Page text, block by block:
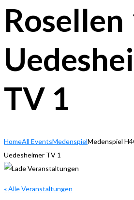
Rosellen
TV 1
HomeAll EventsMedenspielMedenspiel
Uedesheimer TV 1
« Alle Veranstaltungen